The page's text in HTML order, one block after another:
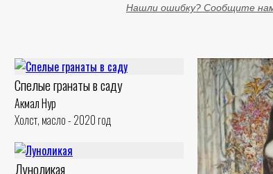
Нашли ошибку? Сообщите
Спелые гранаты в саду
Акмал Нур
Холст, масло - 2020 год
Луноликая